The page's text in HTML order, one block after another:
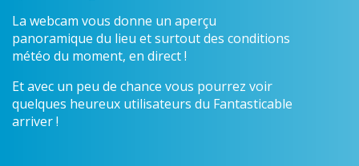
La webcam vous donne un aperçu
panoramique du lieu et surtout des conditions
météo du moment, en direct !
Et avec un peu de chance vous pourrez voir
quelques heureux utilisateurs du Fantasticable
arriver !